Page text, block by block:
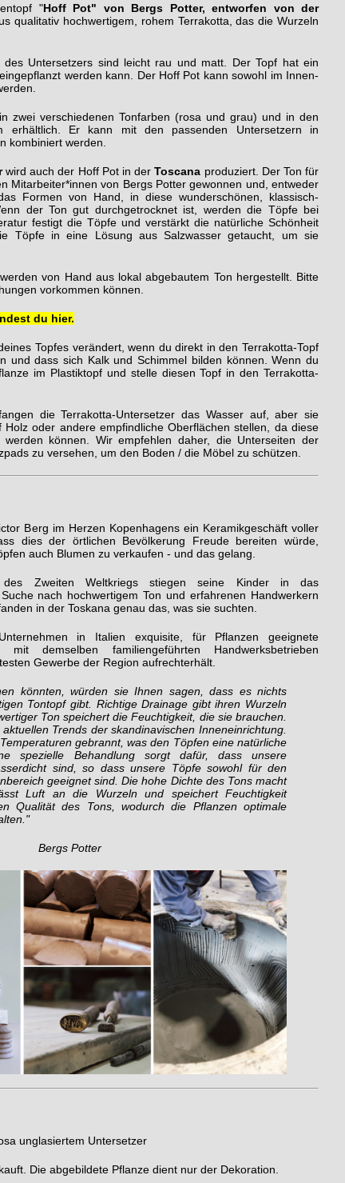
"Hoff Pot" von Bergs Potter, entworfen von der
qualitativ hochwertigem, rohem Terrakotta, das die Wurzeln
Untersetzers sind leicht rau und matt. Der Topf hat ein
werden kann. Der Hoff Pot kann sowohl im Innen-
zwei verschiedenen Tonfarben (rosa und grau) und in den
Er kann mit den passenden Untersetzern in
kombiniert werden.
wird auch der Hoff Pot in der Toscana produziert. Der Ton für
Mitarbeiter*innen von Bergs Potter gewonnen und, entweder
Formen von Hand, in diese wunderschönen, klassisch-
der Ton gut durchgetrocknet ist, werden die Töpfe bei
festigt die Töpfe und verstärkt die natürliche Schönheit
Töpfe in eine Lösung aus Salzwasser getaucht, um sie
von Hand aus lokal abgebautem Ton hergestellt. Bitte
vorkommen können.
du hier.
Topfes verändert, wenn du direkt in den Terrakotta-Topf
und dass sich Kalk und Schimmel bilden können. Wenn du
im Plastiktopf und stelle diesen Topf in den Terrakotta-
die Terrakotta-Untersetzer das Wasser auf, aber sie
oder andere empfindliche Oberflächen stellen, da diese
können. Wir empfehlen daher, die Unterseiten der
zu versehen, um den Boden / die Möbel zu schützen.
Berg im Herzen Kopenhagens ein Keramikgeschäft voller
dies der örtlichen Bevölkerung Freude bereiten würde,
auch Blumen zu verkaufen - und das gelang.
Zweiten Weltkriegs stiegen seine Kinder in das
nach hochwertigem Ton und erfahrenen Handwerkern
in der Toskana genau das, was sie suchten.
in Italien exquisite, für Pflanzen geeignete
demselben familiengeführten Handwerksbetrieben
Gewerbe der Region aufrechterhält.
könnten, würden sie Ihnen sagen, dass es nichts
Tontopf gibt. Richtige Drainage gibt ihren Wurzeln
Ton speichert die Feuchtigkeit, die sie brauchen.
Trends der skandinavischen Inneneinrichtung.
gebrannt, was den Töpfen eine natürliche
spezielle Behandlung sorgt dafür, dass unsere
sind, so dass unsere Töpfe sowohl für den
geeignet sind. Die hohe Dichte des Tons macht
Luft an die Wurzeln und speichert Feuchtigkeit
Qualität des Tons, wodurch die Pflanzen optimale
Bergs Potter
unglasiertem Untersetzer
Die abgebildete Pflanze dient nur der Dekoration.